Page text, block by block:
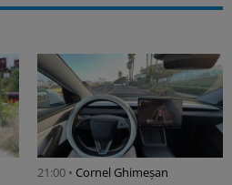
21:00 • Cornel Ghimeșan